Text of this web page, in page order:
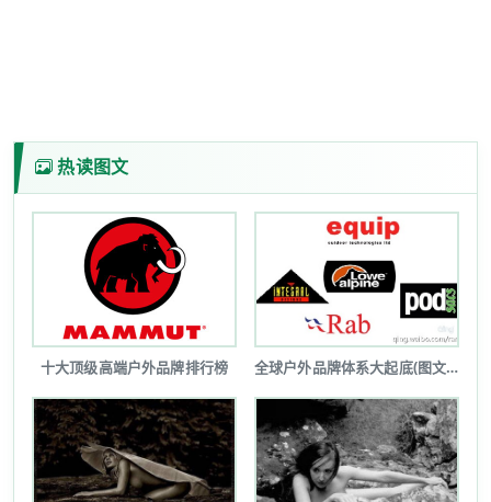
热读图文
十大顶级高端户外品牌排行榜 全球户外品牌体系大起底(图文详解)